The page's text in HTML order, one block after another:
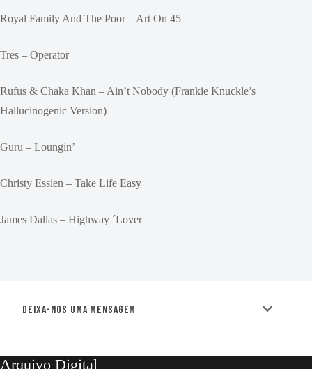
Royal Family And The Poor – Art On 45
Tres – Operator
Rufus & Chaka Khan – Ain’t Nobody (Frankie Knuckle’s
Hallucinogenic Version)
Guru – Loungin’
Christy Essien – Take Life Easy
James Dallas – Highway ´Lover
Deixa-nos uma mensagem
Arquivo Digital